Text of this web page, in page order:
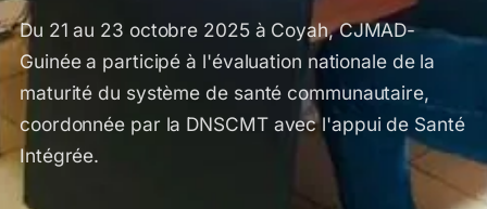
Du 21 au 23 octobre 2025 à Coyah, CJMAD-
Guinée a participé à l'évaluation nationale de la
maturité du système de santé communautaire,
coordonnée par la DNSCMT avec l'appui de Santé
Intégrée.